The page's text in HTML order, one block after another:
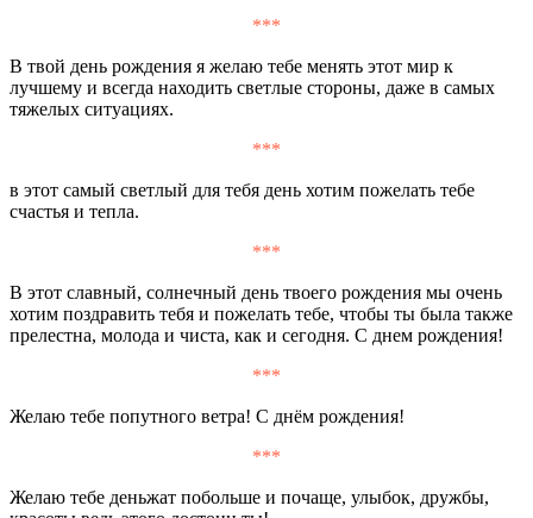
***
В твой день рождения я желаю тебе менять этот мир к
лучшему и всегда находить светлые стороны, даже в самых
тяжелых ситуациях.
***
в этот самый светлый для тебя день хотим пожелать тебе
счастья и тепла.
***
В этот славный, солнечный день твоего рождения мы очень
хотим поздравить тебя и пожелать тебе, чтобы ты была также
прелестна, молода и чиста, как и сегодня. С днем рождения!
***
Желаю тебе попутного ветра! С днём рождения!
***
Желаю тебе деньжат побольше и почаще, улыбок, дружбы,